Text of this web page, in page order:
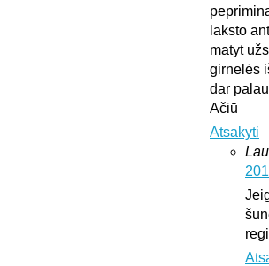
laksto
matyt
girnelės
dar
Ačiū
Atsakyti